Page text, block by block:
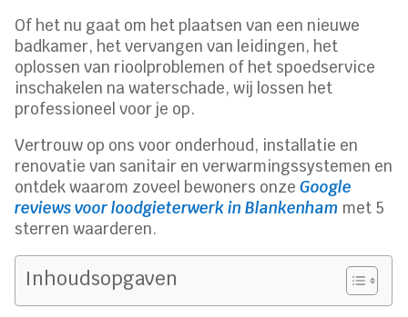
Of het nu gaat om het plaatsen van een nieuwe
badkamer, het vervangen van leidingen, het
oplossen van rioolproblemen of het spoedservice
inschakelen na waterschade, wij lossen het
professioneel voor je op.
Vertrouw op ons voor onderhoud, installatie en
renovatie van sanitair en verwarmingssystemen en
ontdek waarom zoveel bewoners onzeGoogle
reviews voor loodgieterwerk in Blankenham met 5
sterren waarderen.
Inhoudsopgaven